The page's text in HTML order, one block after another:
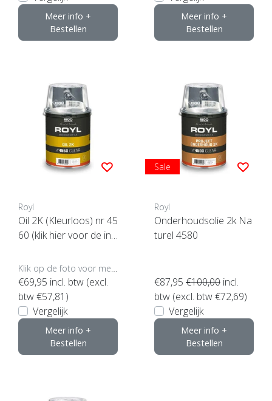
Meer info +
Bestellen
Meer info +
Bestellen
Royl
Oil 2K (Kleurloos) nr 45
60 (klik hier voor de inh
€69,95 incl. btw (excl.
btw €57,81)
Vergelijk
Meer info +
Bestellen
Sale
Royl
Onderhoudsolie 2k Na
turel 4580
€87,95 €100,00 incl.
btw (excl. btw €72,69)
Vergelijk
Meer info +
Bestellen